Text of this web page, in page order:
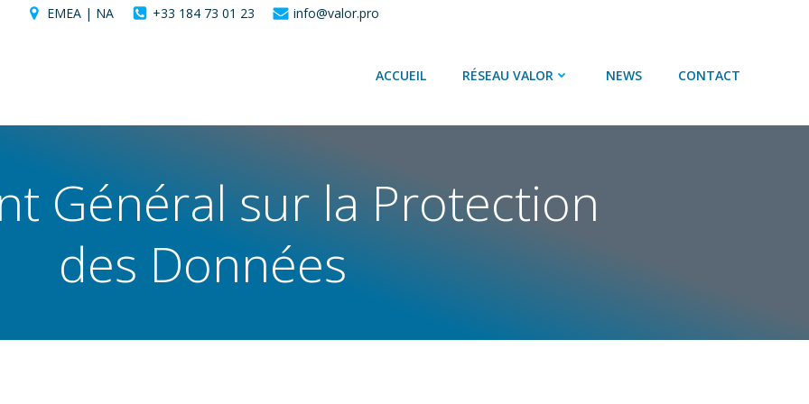
EMEA | NA +33 184 73 01 23 info@valor.pro
ACCUEIL RÉSEAU VALOR NEWS CONTACT
Général sur la Protection
des Données